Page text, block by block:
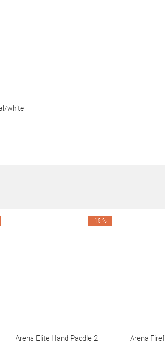
white
Arena Elite Hand Paddle 2
-15 %
Arena